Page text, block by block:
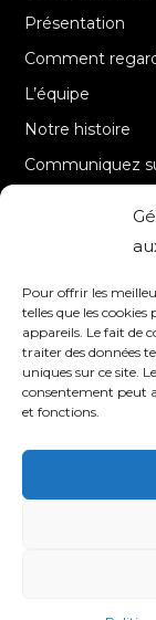
Pour offrir les
telles que les
appareils. Le fait de
traiter des données
uniques sur ce site.
consentement peut
et fonctions.
Présentation
Comment
L’équipe
Notre histoire
Communiquez
Contact
Mentions
Politique de
Politique de
© 2020 TV8